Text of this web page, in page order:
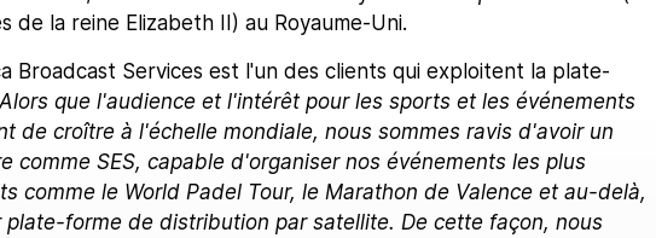
de la reine Elizabeth II) au Royaume-Uni.
Broadcast Services est l'un des clients qui exploitent la plate-
Alors que l'audience et l'intérêt pour les sports et les événements
de croître à l'échelle mondiale, nous sommes ravis d'avoir un
comme SES, capable d'organiser nos événements les plus
comme le World Padel Tour, le Marathon de Valence et au-delà,
plate-forme de distribution par satellite. De cette façon, nous